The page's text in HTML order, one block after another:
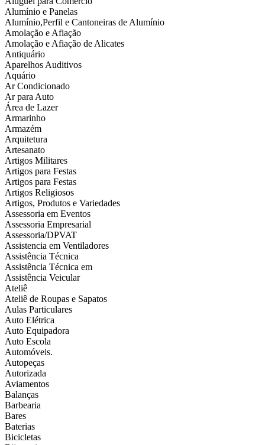
Alumínio e Panelas
Alumínio,Perfil e Cantoneiras de Alumínio
Amolação e Afiação
Amolação e Afiação de Alicates
Antiquário
Aparelhos Auditivos
Aquário
Ar Condicionado
Ar para Auto
Área de Lazer
Armarinho
Armazém
Arquitetura
Artesanato
Artigos Militares
Artigos para Festas
Artigos para Festas
Artigos Religiosos
Artigos, Produtos e Variedades
Assessoria em Eventos
Assessoria Empresarial
Assessoria/DPVAT
Assistencia em Ventiladores
Assistência Técnica
Assistência Técnica em
Assistência Veicular
Ateliê
Ateliê de Roupas e Sapatos
Aulas Particulares
Auto Elétrica
Auto Equipadora
Auto Escola
Automóveis.
Autopeças
Autorizada
Aviamentos
Balanças
Barbearia
Bares
Baterias
Bicicletas